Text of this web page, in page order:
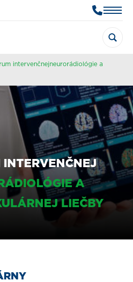
intervenčnejneurorádiológie a
INTERVENČNEJ
A
LIEČBY